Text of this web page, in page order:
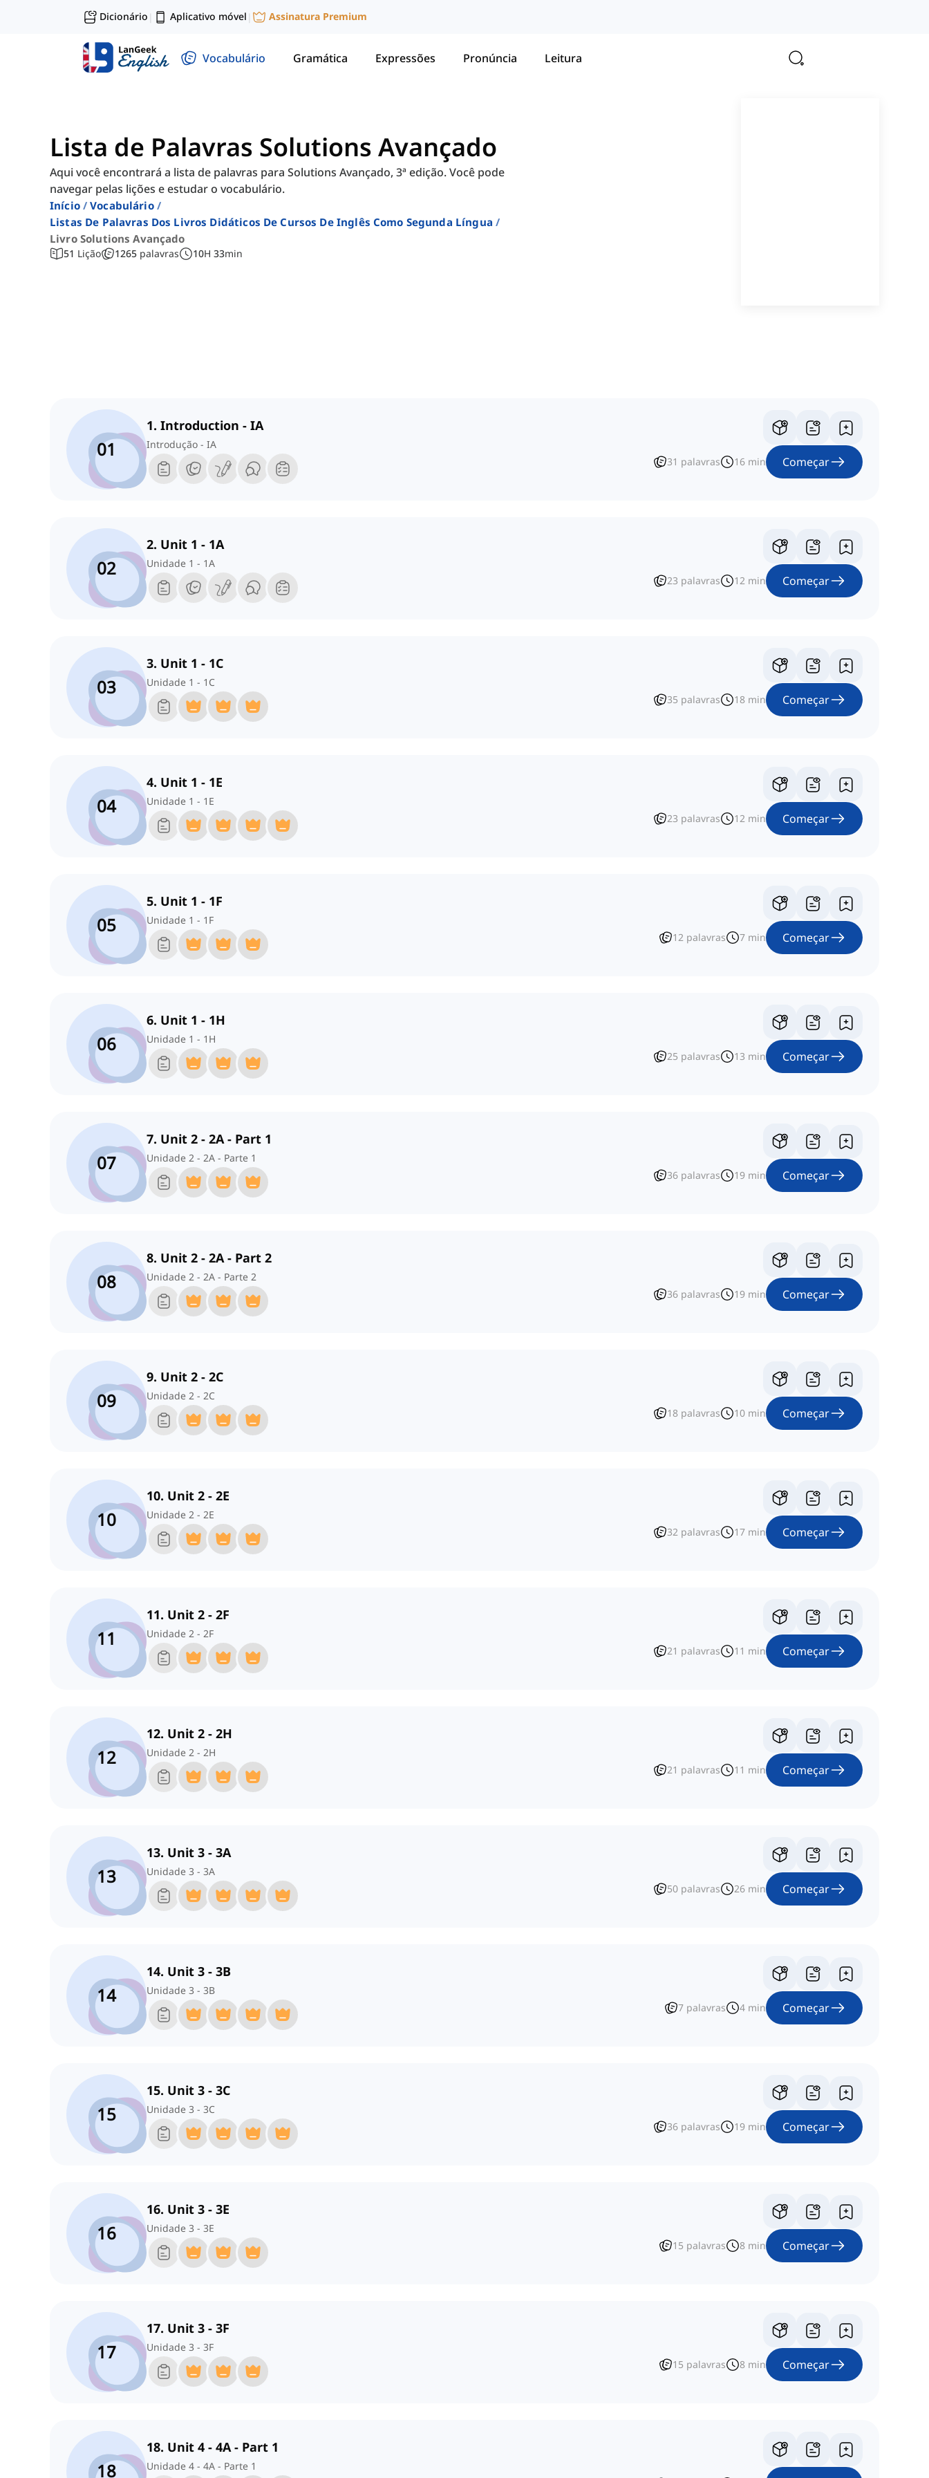
Dicionário | Aplicativo móvel | Assinatura Premium
Vocabulário Gramática Expressões Pronúncia Leitura
Lista de Palavras Solutions Avançado
Aqui você encontrará a lista de palavras para Solutions Avançado, 3ª edição. Você pode
navegar pelas lições e estudar o vocabulário.
Início
Vocabulário
Listas De Palavras Dos Livros Didáticos De Cursos De Inglês Como Segunda Língua
Livro Solutions Avançado
51 Lição 1265 palavras 10H 33min
01
1. Introduction - IA
Introdução - IA
31 palavras 16 min Começar
02
2. Unit 1 - 1A
Unidade 1 - 1A
23 palavras 12 min Começar
03
3. Unit 1 - 1C
Unidade 1 - 1C
35 palavras 18 min Começar
04
4. Unit 1 - 1E
Unidade 1 - 1E
23 palavras 12 min Começar
05
5. Unit 1 - 1F
Unidade 1 - 1F
12 palavras 7 min Começar
06
6. Unit 1 - 1H
Unidade 1 - 1H
25 palavras 13 min Começar
07
7. Unit 2 - 2A - Part 1
Unidade 2 - 2A - Parte 1
36 palavras 19 min Começar
08
8. Unit 2 - 2A - Part 2
Unidade 2 - 2A - Parte 2
36 palavras 19 min Começar
09
9. Unit 2 - 2C
Unidade 2 - 2C
18 palavras 10 min Começar
10
10. Unit 2 - 2E
Unidade 2 - 2E
32 palavras 17 min Começar
11
11. Unit 2 - 2F
Unidade 2 - 2F
21 palavras 11 min Começar
12
12. Unit 2 - 2H
Unidade 2 - 2H
21 palavras 11 min Começar
13
13. Unit 3 - 3A
Unidade 3 - 3A
50 palavras 26 min Começar
14
14. Unit 3 - 3B
Unidade 3 - 3B
7 palavras 4 min Começar
15
15. Unit 3 - 3C
Unidade 3 - 3C
36 palavras 19 min Começar
16
16. Unit 3 - 3E
Unidade 3 - 3E
15 palavras 8 min Começar
17
17. Unit 3 - 3F
Unidade 3 - 3F
15 palavras 8 min Começar
18
18. Unit 4 - 4A - Part 1
Unidade 4 - 4A - Parte 1